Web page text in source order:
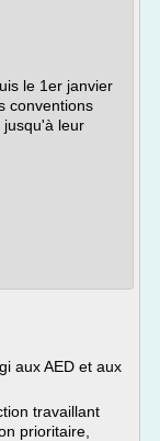
le 1er janvier
conventions
jusqu'à leur
aux AED et aux
travaillant
prioritaire,